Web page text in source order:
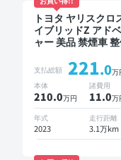
トヨタ ヤリスクロ
イブリッドZ アド
ャー 美品 禁煙車
TV ブラインドスポ
モニター オートク
ズ ワイヤレスキー
バックモニター ド
ブレコーダー 衝突
支払総額 221.0万
本体
210.0万円
諸費用
11.0万
年式
2023
走行距離
3.1万km